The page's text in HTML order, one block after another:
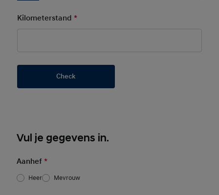
Kilometerstand *Mandatory Field
Check
Basic User Info
Vul je gegevens in.
Aanhef *
Heer Mevrouw